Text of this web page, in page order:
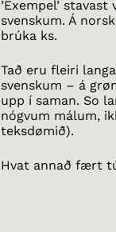
’Exempel’
svenskum. Á
brúka ks.
Tað eru fleiri
svenskum – á
upp í saman. So
nógvum málum,
teksdømið).
Hvat annað fært